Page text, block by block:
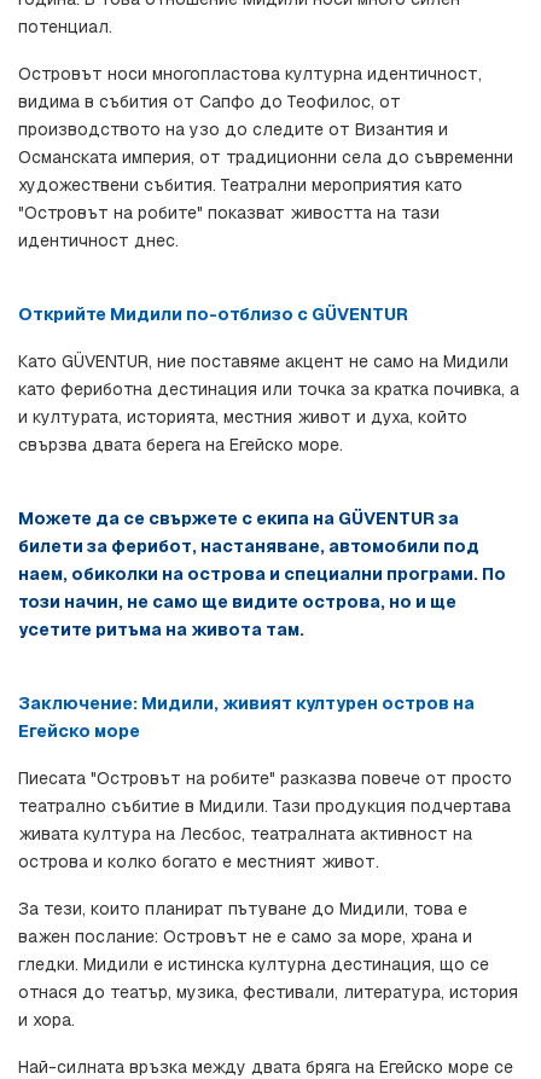
потенциал.
Островът носи многопластова културна идентичност,
видима в събития от Сапфо до Теофилос, от
производството на узо до следите от Византия и
Османската империя, от традиционни села до съвременни
художествени събития. Театрални мероприятия като
"Островът на робите" показват живостта на тази
идентичност днес.
Открийте Мидили по-отблизо с GÜVENTUR
Като GÜVENTUR, ние поставяме акцент не само на Мидили
като фериботна дестинация или точка за кратка почивка, а
и културата, историята, местния живот и духа, който
свързва двата берега на Егейско море.
Можете да се свържете с екипа на GÜVENTUR за
билети за ферибот, настаняване, автомобили под
наем, обиколки на острова и специални програми. По
този начин, не само ще видите острова, но и ще
усетите ритъма на живота там.
Заключение: Мидили, живият културен остров на
Егейско море
Пиесата "Островът на робите" разказва повече от просто
театрално събитие в Мидили. Тази продукция подчертава
живата култура на Лесбос, театралната активност на
острова и колко богато е местният живот.
За тези, които планират пътуване до Мидили, това е
важен послание: Островът не е само за море, храна и
гледки. Мидили е истинска културна дестинация, що се
отнася до театър, музика, фестивали, литература, история
и хора.
Най-силната връзка между двата бряга на Егейско море се